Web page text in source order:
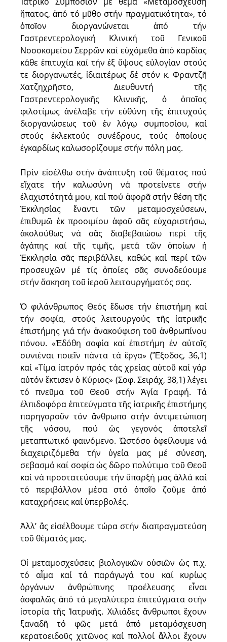
ἥπατος, ἀπό τό μῦθο στήν πραγματικότητα», τό
ὁποῖον διοργανώνεται ἀπό τήν
Γαστρεντερολογική Κλινική τοῦ Γενικοῦ
Νοσοκομείου Σερρῶν καί εὐχόμεθα ἀπό καρδίας
κάθε ἐπιτυχία καί τήν ἐξ ὕψους εὐλογίαν στούς
τε διοργανωτές, ἰδιαιτέρως δέ στόν κ. Φραντζῆ
Χατζηχρῆστο, Διευθυντή τῆς
Γαστρεντερολογικῆς Κλινικῆς, ὁ ὁποῖος
φιλοτίμως ἀνέλαβε τήν εὐθύνη τῆς ἐπιτυχούς
διοργανώσεως τοῦ ἐν λόγῳ συμποσίου, καί
στούς ἐκλεκτούς συ­νέδρους, τούς ὁποίους
ἐγκαρδίως καλωσορίζουμε στήν πόλη μας.
Πρίν εἰσέλθω στήν ἀνάπτυξη τοῦ θέματος πού
εἴχατε τήν καλωσύνη νά προτείνετε στήν
ἐλαχιστότητά μου, καί πού ἀφορᾶ στήν θέση τῆς
Ἐκκλησίας ἔναντι τῶν μεταμοσχεύσεων,
ἐπιθυμῶ ἐκ προοιμίου ἀφοῦ σᾶς εὐχαριστήσω,
ἀκολούθως νά σᾶς διαβεβαιώσω περί τῆς
ἀγάπης καί τῆς τιμῆς, μετά τῶν ὁποίων ἡ
Ἐκκλησία σᾶς περιβάλλει, καθώς καί περί τῶν
προσευχῶν μέ τίς ὁποίες σᾶς συνοδεύουμε
στήν ἄσκηση τοῦ ἱεροῦ λειτουργήματός σας.
Ὁ φιλάνθρωπος Θεός ἔδωσε τήν ἐπιστήμη καί
τήν σοφία, στούς λειτουργούς τῆς ἰατρικῆς
ἐπιστήμης γιά τήν ἀνακούφιση τοῦ ἀνθρωπίνου
πόνου. «Ἐδόθη σοφία καί ἐπιστήμη ἐν αὐτοῖς
συνιέναι ποιεῖν πάντα τά ἔργα» (Ἔξοδος, 36,1)
καί «Τίμα ἰατρόν πρός τάς χρείας αὐτοῦ καί γάρ
αὐτόν ἔκτισεν ὁ Κύριος» (Σοφ. Σειράχ, 38,1) λέγει
τό πνεῦμα τοῦ Θεοῦ στήν Ἁγία Γραφή. Τά
ἐλπιδοφόρα ἐπιτεύγματα τῆς ἱατρικῆς ἐπιστήμης
παρηγοροῦν τόν ἄνθρωπο στήν ἀντιμετώπιση
τῆς νόσου, πού ὡς γεγονός ἀποτελεῖ
μεταπτωτικό φαινόμενο. Ὡστόσο ὀφείλουμε νά
διαχειριζόμεθα τήν ὑγεία μας μέ σύνεση,
σεβασμό καί σοφία ὡς δῶρο πολύτιμο τοῦ Θεοῦ
καί νά προστατεύουμε τήν ὕπαρξή μας ἀλλά καί
τό περιβάλλον μέσα στό ὁποῖο ζοῦμε ἀπό
καταχρήσεις καί ὑπερβολές.
Ἀλλ’ ἄς εἰσέλθουμε τώρα στήν διαπραγματεύση
τοῦ θέματός μας.
Οἱ μεταμοσχεύσεις βιολογικῶν οὐσιῶν ὡς π.χ.
τό αἷμα καί τά παράγωγά του καί κυρίως
ὀργάνων ἀνθρώπινης προέλευσης εἶναι
ἀσφαλῶς ἀπό τά μεγαλύτερα ἐπιτεύγματα στήν
ἱστορία τῆς Ἰατρικῆς. Χιλιάδες ἄνθρωποι ἔχουν
ξαναδῆ τό φῶς μετά ἀπό μεταμόσχευση
κερατοειδοῦς χιτῶνος καί πολλοί ἄλλοι ἔχουν